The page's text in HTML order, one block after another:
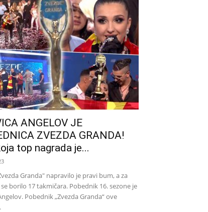
ANGELOV JE
ZVEZDA GRANDA!
top nagrada je...
Granda" napravilo je pravi bum, a za
borilo 17 takmičara. Pobednik 16. sezone je
Pobednik „Zvezda Granda“ ove